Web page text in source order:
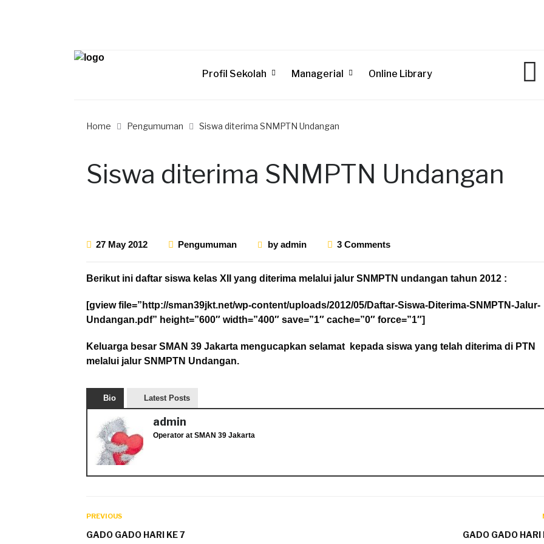
Profil Sekolah Managerial Online Library
Home Pengumuman Siswa diterima SNMPTN Undangan
Siswa diterima SNMPTN Undangan
27 May 2012 Pengumuman byadmin 3 Comments
Berikut ini daftar siswa kelas XII yang diterima melalui jalur SNMPTN undangan tahun 2012 :
[gview file=”http://sman39jkt.net/wp-content/uploads/2012/05/Daftar-Siswa-Diterima-SNMPTN-Jalur-
Undangan.pdf” height=”600″ width=”400″ save=”1″ cache=”0″ force=”1″]
Keluarga besar SMAN 39 Jakarta mengucapkan selamat kepada siswa yang telah diterima di PTN
melalui jalur SNMPTN Undangan.
Bio Latest Posts
admin
Operator at SMAN 39 Jakarta
PREVIOUS
GADO GADO HARI KE 7 GADO GADO HARI